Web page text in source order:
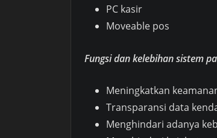
PC kasir
Moveable pos
Fungsi dan kelebihan sistem
Meningkatkan
Transparansi data
Menghindari adanya